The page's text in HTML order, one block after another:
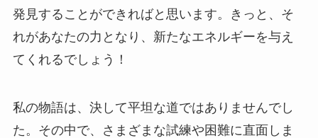
発見することができればと思います。きっと、そ
れがあなたの力となり、新たなエネルギーを与え
てくれるでしょう！
私の物語は、決して平坦な道ではありませんでし
た。その中で、さまざまな試練や困難に直面しま